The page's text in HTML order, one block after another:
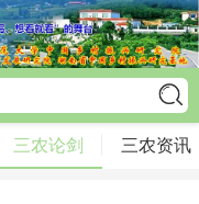
三农论剑 三农资讯